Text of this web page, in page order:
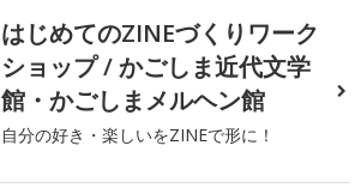
はじめてのZINEづくりワーク
ショップ / かごしま近代文学
館・かごしまメルヘン館
自分の好き・楽しいをZINEで形に！